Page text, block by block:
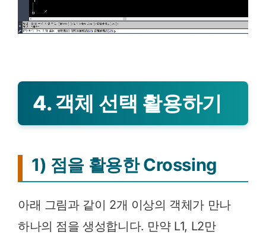
4. 객체 선택 활용하기
1) 점을 활용한 Crossing
아래 그림과 같이 2개 이상의 객체가 만나
하나의 점을 생성합니다. 만약 L1, L2만